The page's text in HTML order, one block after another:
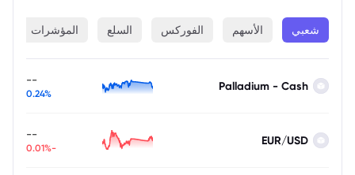
شعبي الأسهم الفوركس السلع المؤشرات
Palladium - Cash
--
0.24%
EUR/USD
--
-0.01%